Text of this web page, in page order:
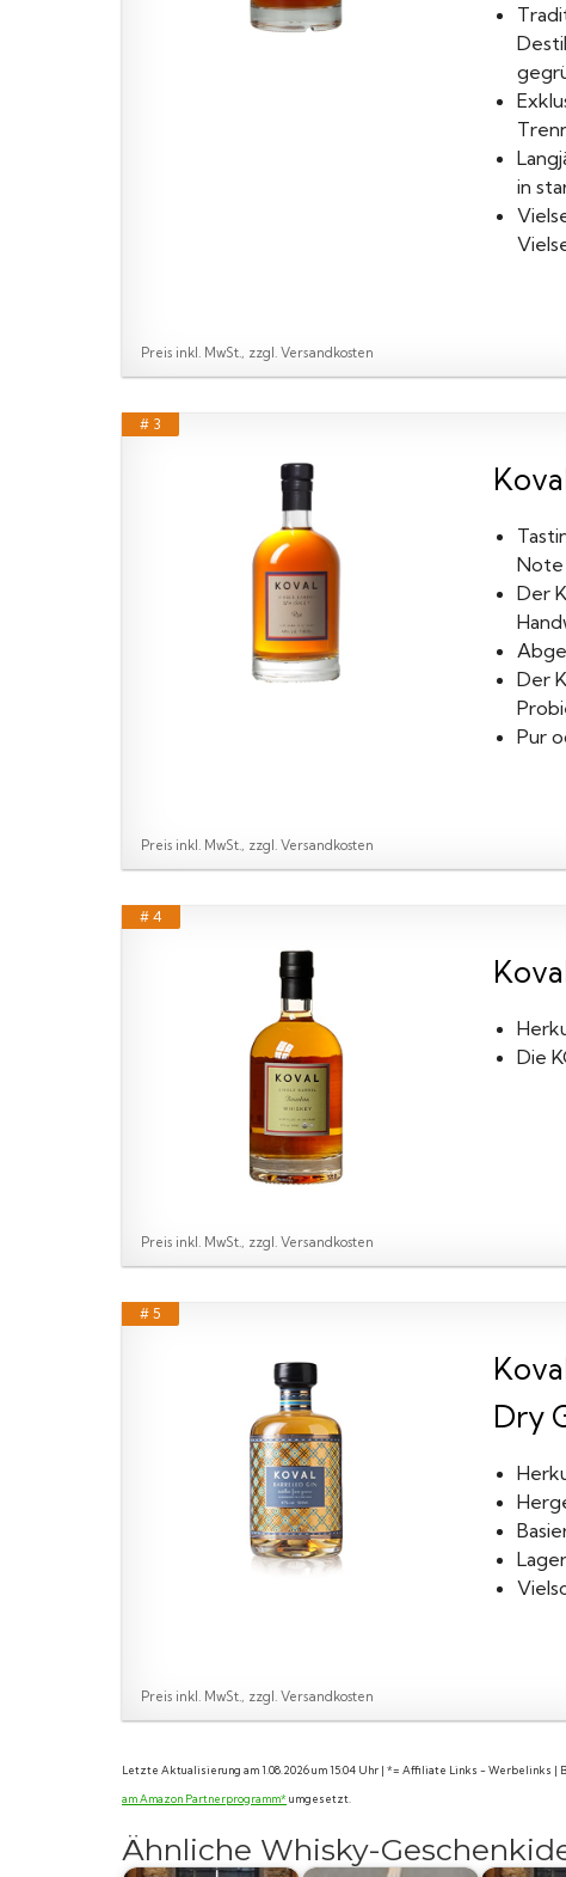
in
Preis inkl. MwSt., zzgl. Versandkosten
# 3
Note
Der
Der
Pur
Preis inkl. MwSt., zzgl. Versandkosten
# 4
Die
Preis inkl. MwSt., zzgl. Versandkosten
# 5
Dry
Preis inkl. MwSt., zzgl. Versandkosten
Letzte Aktualisierung am 1.08.2026 um 15:04 Uhr | *= Affiliate Links -
am Amazon Partnerprogramm*umgesetzt.
Ähnliche Whisky-